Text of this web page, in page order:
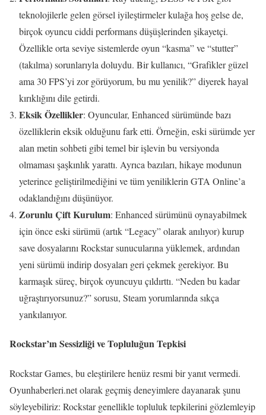
teknolojilerle gelen görsel iyileştirmeler kulağa hoş gelse de,
birçok oyuncu ciddi performans düşüşlerinden şikayetçi.
Özellikle orta seviye sistemlerde oyun “kasma” ve “stutter”
(takılma) sorunlarıyla doluydu. Bir kullanıcı, “Grafikler güzel
ama 30 FPS’yi zor görüyorum, bu mu yenilik?” diyerek hayal
kırıklığını dile getirdi.
Eksik Özellikler: Oyuncular, Enhanced sürümünde bazı
özelliklerin eksik olduğunu fark etti. Örneğin, eski sürümde yer
alan metin sohbeti gibi temel bir işlevin bu versiyonda
olmaması şaşkınlık yarattı. Ayrıca bazıları, hikaye modunun
yeterince geliştirilmediğini ve tüm yeniliklerin GTA Online’a
odaklandığını düşünüyor.
Zorunlu Çift Kurulum: Enhanced sürümünü oynayabilmek
için önce eski sürümü (artık “Legacy” olarak anılıyor) kurup
save dosyalarını Rockstar sunucularına yüklemek, ardından
yeni sürümü indirip dosyaları geri çekmek gerekiyor. Bu
karmaşık süreç, birçok oyuncuyu çıldırttı. “Neden bu kadar
uğraştırıyorsunuz?” sorusu, Steam yorumlarında sıkça
yankılanıyor.
Rockstar’ın Sessizliği ve Topluluğun Tepkisi
Rockstar Games, bu eleştirilere henüz resmi bir yanıt vermedi.
Oyunhaberleri.net olarak geçmiş deneyimlere dayanarak şunu
söyleyebiliriz: Rockstar genellikle topluluk tepkilerini gözlemleyip